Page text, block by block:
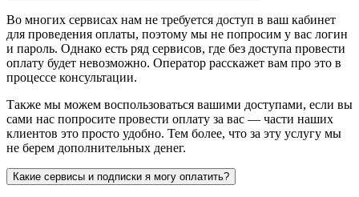
Во многих сервисах нам не требуется доступ в ваш кабинет
для проведения оплаты, поэтому мы не попросим у вас логин
и пароль. Однако есть ряд сервисов, где без доступа провести
оплату будет невозможно. Оператор расскажет вам про это в
процессе консультации.
Также мы можем воспользоваться вашими доступами, если вы
сами нас попросите провести оплату за вас — части наших
клиентов это просто удобно. Тем более, что за эту услугу мы
не берем дополнительных денег.
Какие сервисы и подписки я могу оплатить?